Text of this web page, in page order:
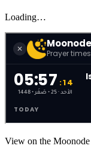
Loading…
View on the Moonode